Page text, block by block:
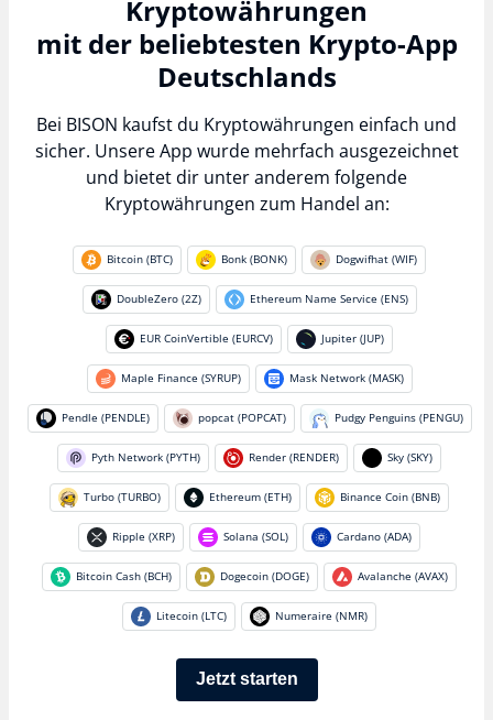
Kryptowährungen
mit der beliebtesten Krypto-App
Deutschlands
Bei BISON kaufst du Kryptowährungen einfach und
sicher. Unsere App wurde mehrfach ausgezeichnet
und bietet dir unter anderem folgende
Kryptowährungen zum Handel an:
Bitcoin (BTC) Bonk (BONK) Dogwifhat (WIF)
DoubleZero (2Z) Ethereum Name Service (ENS)
EUR CoinVertible (EURCV) Jupiter (JUP)
Maple Finance (SYRUP) Mask Network (MASK)
Pendle (PENDLE) popcat (POPCAT) Pudgy Penguins (PENGU)
Pyth Network (PYTH) Render (RENDER) Sky (SKY)
Turbo (TURBO) Ethereum (ETH) Binance Coin (BNB)
Ripple (XRP) Solana (SOL) Cardano (ADA)
Bitcoin Cash (BCH) Dogecoin (DOGE) Avalanche (AVAX)
Litecoin (LTC) Numeraire (NMR)
Jetzt starten